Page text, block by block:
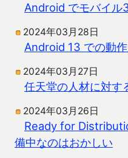
Android でモバイル
2024年03月28日
Android 13 での動
2024年03月27日
任天堂の人材に対す
2024年03月26日
Ready for
備中なのはおかしい